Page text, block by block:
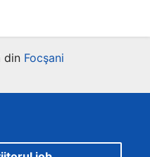
din Focşani